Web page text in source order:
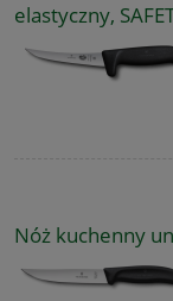
elastyczny,
Nóż kuchenny